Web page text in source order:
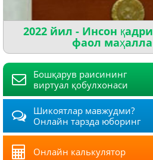
2022 йил - Инсон
фаол
Бошқарув раисининг
виртуал қобулхонаси
Шикоятлар мавжудми?
Онлайн тарзда юборинг
Онлайн калькулятор